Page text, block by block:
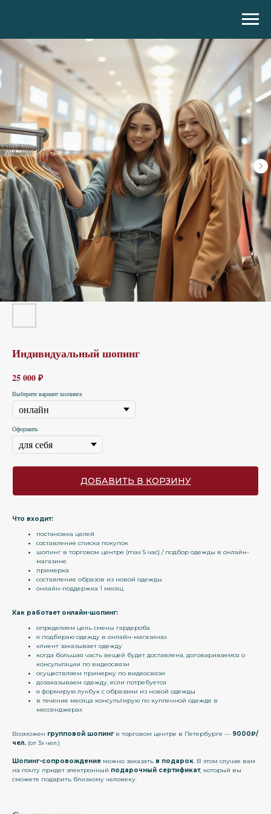
Индивидуальный шопинг
25 000₽
Выберите вариант шопинга
Оформить
ДОБАВИТЬ В КОРЗИНУ
Что входит:
постановка целей
составление списка покупок
шопинг в торговом центре (max 5 час) / подбор одежды в онлайн-
магазине
примерка
составление образов из новой одежды
онлайн-поддержка 1 месяц
Как работает онлайн-шопинг:
определяем цель смены гардероба
я подбираю одежду в онлайн-магазинах
клиент заказывает одежду
когда большая часть вещей будет доставлена, договариваемся о
консультации по видеосвязи
осуществляем примерку по видеосвязи
дозаказываем одежду, если потребуется
я формирую лукбук с образами из новой одежды
в течение месяца консультирую по купленной одежде в
мессенджерах
Возможен групповой шопингв торговом центре в Петербурге — 9000₽/
чел. (от 3х чел.)
Шопинг-сопровождение можно заказать в подарок. В этом случае вам
на почту придет электронный подарочный сертификат, который вы
сможете подарить близкому человеку.